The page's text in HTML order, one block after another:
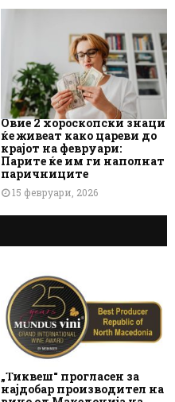
Овие 2 хороскопски знаци
ќе живеат како цареви до
крајот на февруари:
Парите ќе им ги наполнат
паричниците
15 февруари, 2026
„Тиквеш“ прогласен за
најдобар производител на